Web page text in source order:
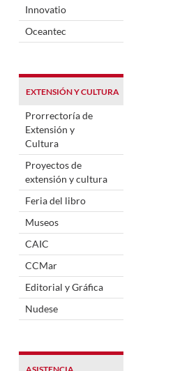
Innovatio
Oceantec
EXTENSIÓN Y CULTURA
Prorrectoría de
Extensión y
Cultura
Proyectos de
extensión y cultura
Feria del libro
Museos
CAIC
CCMar
Editorial y Gráfica
Nudese